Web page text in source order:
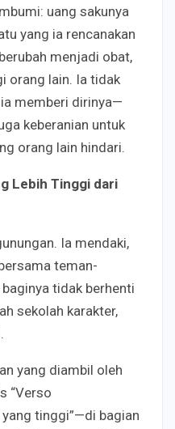
uang sakunya
yang ia rencanakan
menjadi obat,
orang lain. Ia tidak
ia memberi dirinya—
keberanian untuk
orang lain hindari.
Lebih Tinggi dari
Ia mendaki,
teman-
tidak berhenti
sekolah karakter,
yang diambil oleh
“Verso
yang tinggi”—di bagian